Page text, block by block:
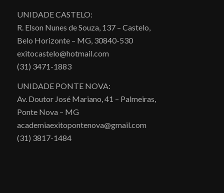
UNIDADE CASTELO:
R. Elson Nunes de Souza, 137 – Castelo,
Belo Horizonte – MG, 30840-530
exitocastelo@hotmail.com
(31) 3471-1883
UNIDADE PONTE NOVA:
Av. Doutor José Mariano, 41 – Palmeiras,
Ponte Nova – MG
academiaexitopontenova@gmail.com
(31) 3817-1484